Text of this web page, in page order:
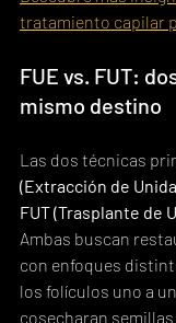
tratamiento capilar
FUE vs. FUT:
mismo destino
Las dos técnicas
(Extracción de
FUT (Trasplante de
Ambas buscan
con enfoques
los folículos uno a
cosecharan